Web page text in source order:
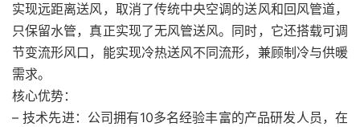
实现远距离送风，取消了传统中央空调的送风和回风管道，
只保留水管，真正实现了无风管送风。同时，它还搭载可调
节变流形风口，能实现冷热送风不同流形，兼顾制冷与供暖
需求。
核心优势：
– 技术先进：公司拥有10多名经验丰富的产品研发人员，在